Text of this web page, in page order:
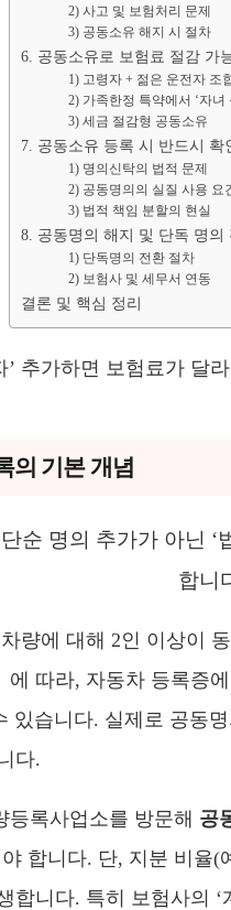
2) 사고 및 보험처리 문제
3) 공동소유 해지 시 절차
6. 공동소유로 보험료 절감 가
1) 고령자 + 젊은 운전자 조
2) 가족한정 특약에서 ‘자녀
3) 세금 절감형 공동소유
7. 공동소유 등록 시 반드시
1) 명의신탁의 법적 문제
2) 공동명의의 실질 사용 요
3) 법적 책임 분할의 현실
8. 공동명의 해지 및 단독 명의
1) 단독명의 전환 절차
2) 보험사 및 세무서 연동
결론 및 핵심 정리
의 기본 개념
순 명의 추가가 아닌 ‘
합니
량에 대해 2인 이상이
에 따라, 자동차 등록증
있습니다. 실제로 공동
다.
등록사업소를 방문해 공
합니다. 단, 지분 비율(
합니다. 특히 보험사의